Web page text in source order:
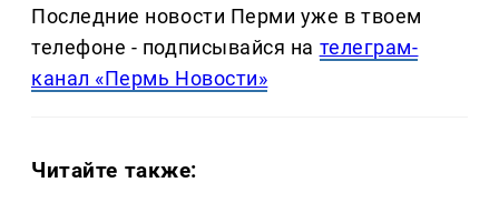
Последние новости Перми уже в твоем
телефоне - подписывайся на телеграм-
канал «Пермь Новости»
Читайте также: